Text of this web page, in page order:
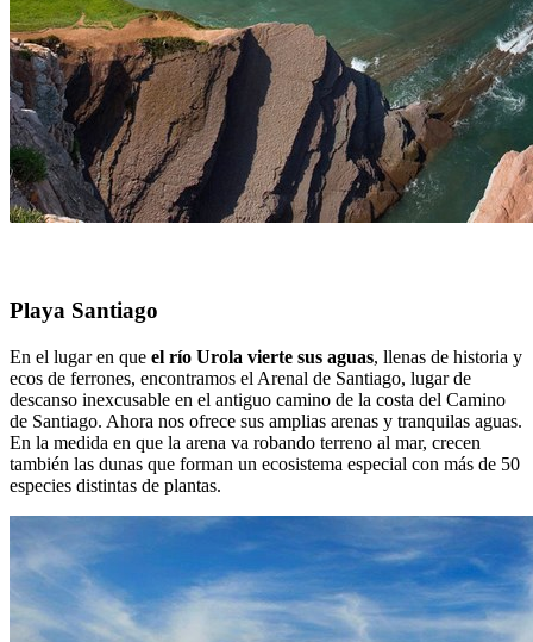
Playa Santiago
En el lugar en que el río Urola vierte sus aguas, llenas de historia y
ecos de ferrones, encontramos el Arenal de Santiago, lugar de
descanso inexcusable en el antiguo camino de la costa del Camino
de Santiago. Ahora nos ofrece sus amplias arenas y tranquilas aguas.
En la medida en que la arena va robando terreno al mar, crecen
también las dunas que forman un ecosistema especial con más de 50
especies distintas de plantas.